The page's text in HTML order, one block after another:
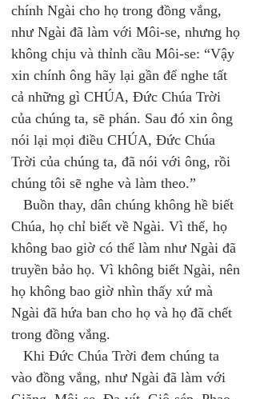
chính Ngài cho họ trong đồng vắng,
như Ngài đã làm với Môi-se, nhưng họ
không chịu và thỉnh cầu Môi-se: “Vậy
xin chính ông hãy lại gần để nghe tất
cả những gì CHÚA, Ðức Chúa Trời
của chúng ta, sẽ phán. Sau đó xin ông
nói lại mọi điều CHÚA, Ðức Chúa
Trời của chúng ta, đã nói với ông, rồi
chúng tôi sẽ nghe và làm theo.”
Buồn thay, dân chúng không hề biết
Chúa, họ chỉ biết về Ngài. Vì thế, họ
không bao giờ có thể làm như Ngài đã
truyền bảo họ. Vì không biết Ngài, nên
họ không bao giờ nhìn thấy xứ mà
Ngài đã hứa ban cho họ và họ đã chết
trong đồng vắng.
Khi Đức Chúa Trời đem chúng ta
vào đồng vắng, như Ngài đã làm với